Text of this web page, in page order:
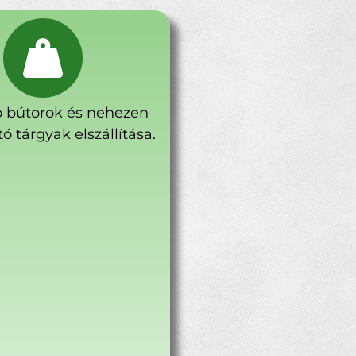
bútorok és nehezen
tárgyak elszállítása.